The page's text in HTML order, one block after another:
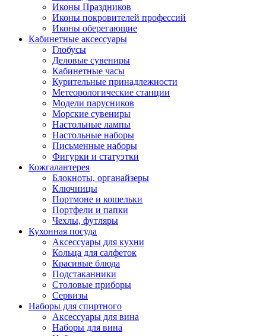
Иконы Праздников
Иконы покровителей профессий
Иконы оберегающие
Кабинетные аксессуары
Глобусы
Деловые сувениры
Кабинетные часы
Курительные принадлежности
Метеорологические станции
Модели парусников
Морские сувениры
Настольные лампы
Настольные наборы
Письменные наборы
Фигурки и статуэтки
Кожгалантерея
Блокноты, органайзеры
Ключницы
Портмоне и кошельки
Портфели и папки
Чехлы, футляры
Кухонная посуда
Аксессуары для кухни
Кольца для салфеток
Красивые блюда
Подстаканники
Столовые приборы
Cервизы
Наборы для спиртного
Аксессуары для вина
Наборы для вина